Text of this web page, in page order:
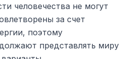
человечества не могут
за счет
поэтому
представлять миру